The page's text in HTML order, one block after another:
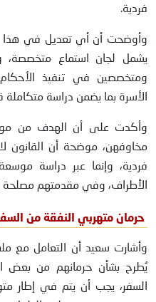
فردية.
وأوضحت أن أي تعديل في هذا
يشمل لجان استماع متخصصة،
ومتخصصين في تنفيذ
الأسرة بما يضمن دراسة متكاملة
وأكدت على أن الهدف من
مخاوفهن، موضحة أن القانون
فردية، وإنما عبر دراسة
الأطراف، وفي مقدمتهم مصلحة
حرمان متهربي النفقة من
وأشارت سعيد أن التعامل مع
يُطرح بشأن حرمانهم من بعض
السفر، يجب أن يتم في إطار